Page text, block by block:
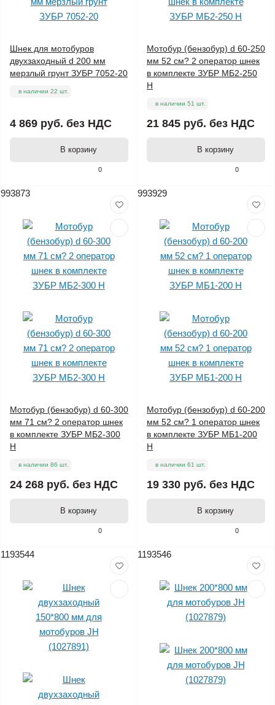
0
Шнек для мотобуров
двухзаходный d 200 мм
мерзлый грунт ЗУБР 7052-20
в наличии 22 шт.
4 869 руб. без НДС
В корзину
0
Мотобур (бензобур) d 60-250
мм 52 см? 2 оператор шнек
в комплекте ЗУБР МБ2-250
Н
в наличии 51 шт.
21 845 руб. без НДС
В корзину
993873
0
Мотобур (бензобур) d 60-300
мм 71 см? 2 оператор шнек
в комплекте ЗУБР МБ2-300
Н
в наличии 86 шт.
24 268 руб. без НДС
В корзину
993929
0
Мотобур (бензобур) d 60-200
мм 52 см? 1 оператор шнек
в комплекте ЗУБР МБ1-200
Н
в наличии 61 шт.
19 330 руб. без НДС
В корзину
1193544 1193546